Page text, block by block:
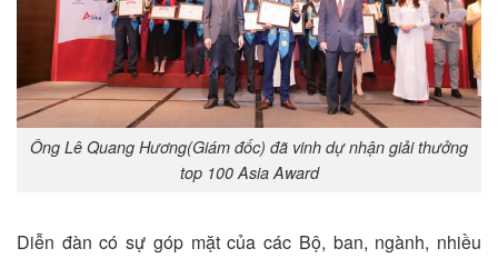
Ông Lê Quang Hương(Giám đốc) đã vinh dự nhận giải thưởng
top 100 Asia Award
Diễn đàn có sự góp mặt của các Bộ, ban, ngành, nhiều